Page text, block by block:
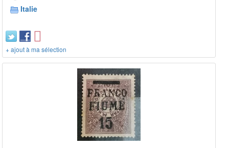
Italie
+ ajout à ma sélection